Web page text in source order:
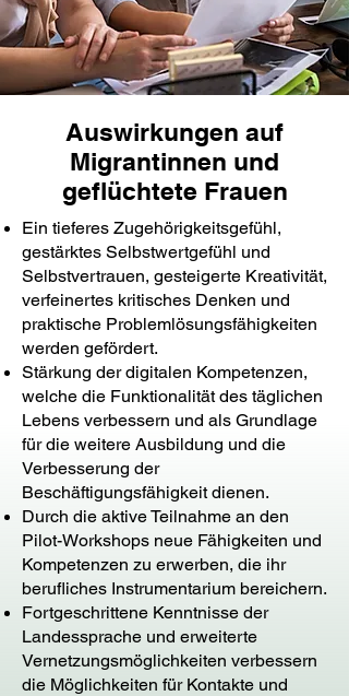
Auswirkungen auf
Migrantinnen und
geflüchtete Frauen
Ein tieferes Zugehörigkeitsgefühl,
gestärktes Selbstwertgefühl und
Selbstvertrauen, gesteigerte Kreativität,
verfeinertes kritisches Denken und
praktische Problemlösungsfähigkeiten
werden gefördert.
Stärkung der digitalen Kompetenzen,
welche die Funktionalität des täglichen
Lebens verbessern und als Grundlage
für die weitere Ausbildung und die
Verbesserung der
Beschäftigungsfähigkeit dienen.
Durch die aktive Teilnahme an den
Pilot-Workshops neue Fähigkeiten und
Kompetenzen zu erwerben, die ihr
berufliches Instrumentarium bereichern.
Fortgeschrittene Kenntnisse der
Landessprache und erweiterte
Vernetzungsmöglichkeiten verbessern
die Möglichkeiten für Kontakte und